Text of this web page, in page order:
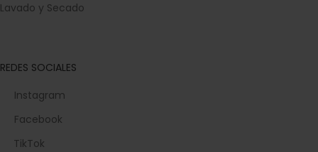
Lavado y Secado
REDES SOCIALES
Instagram
Facebook
TikTok